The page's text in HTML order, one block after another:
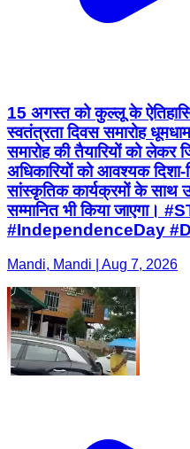
15 अगस्त को कुल्लू के
स्वतंत्रता दिवस समारोह
समारोह की तैयारियों को
अधिकारियों को आवश्यक दिशा-
सांस्कृतिक कार्यक्रमों के साथ
सम्मानित भी किया जाएगा।
#IndependenceDay
Mandi, Mandi | Aug 7, 2026